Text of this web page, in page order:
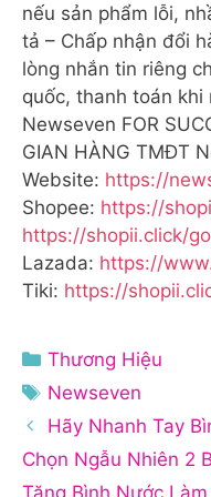
nếu sản phẩm lỗi,
tả – Chấp nhận đổi
lòng nhắn tin riêng
quốc, thanh toán khi
Newseven FOR
GIAN HÀNG TMĐT
Website: https://
Shopee: https://
https://shopii.click/
Lazada: https://
Tiki: https://
Danh
mục
Thương Hiệu
Thẻ
Newseven
Hãy Nhanh Tay
Chọn Ngẫu Nhiên 2
Tặng Bình Nước